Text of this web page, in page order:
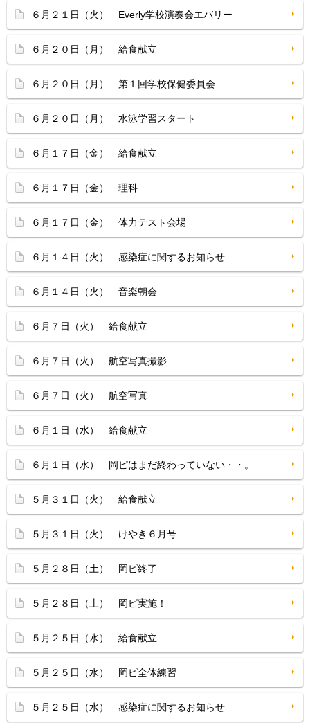
６月２１日（火） Everly学校演奏会エバリー
６月２０日（月） 給食献立
６月２０日（月） 第１回学校保健委員会
６月２０日（月） 水泳学習スタート
６月１７日（金） 給食献立
６月１７日（金） 理科
６月１７日（金） 体力テスト会場
６月１４日（火） 感染症に関するお知らせ
６月１４日（火） 音楽朝会
６月７日（火） 給食献立
６月７日（火） 航空写真撮影
６月７日（火） 航空写真
６月１日（水） 給食献立
６月１日（水） 岡ピはまだ終わっていない・・。
５月３１日（火） 給食献立
５月３１日（火） けやき６月号
５月２８日（土） 岡ピ終了
５月２８日（土） 岡ピ実施！
５月２５日（水） 給食献立
５月２５日（水） 岡ピ全体練習
５月２５日（水） 感染症に関するお知らせ